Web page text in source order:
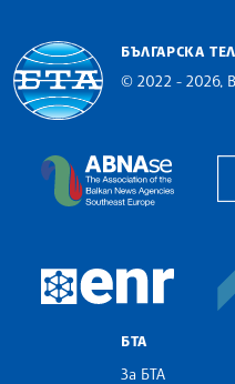
БЪЛГАРСКА
© 2022 - 2026,
The
БТА
За БТА